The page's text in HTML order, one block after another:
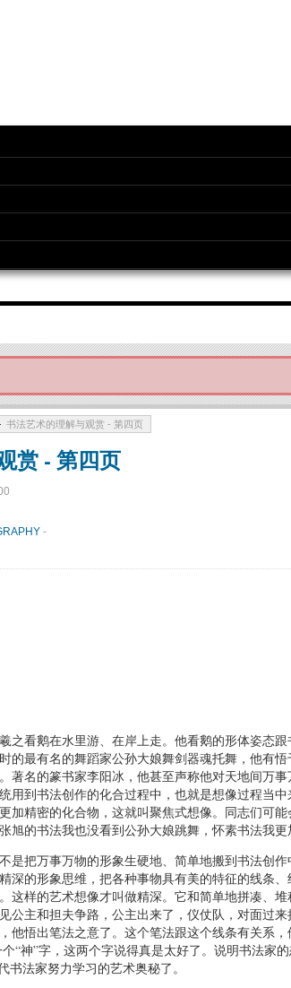
书法艺术的理解与观赏 - 第四页
赏 - 第四页
-
之看鹅在水里游、在岸上走。他看鹅的形体姿态
的最有名的舞蹈家公孙大娘舞剑器魂托舞，他有
著名的篆书家李阳冰，他甚至声称他对天地间万
用到书法创作的化合过程中，也就是想像过程当
加精密的化合物，这就叫聚焦式想像。同志们可
旭的书法我也没看到公孙大娘跳舞，怀素书法我更
是把万事万物的形象生硬地、简单地搬到书法创
深的形象思维，把各种事物具有美的特征的线条
这样的艺术想像才叫做精深。它和简单地拼凑、
公主和担夫争路，公主出来了，仪仗队，对面过
他悟出笔法之意了。这个笔法跟这个线条有关系
“神”字，这两个字说得真是太好了。说明书法家
书法家努力学习的艺术奥秘了。